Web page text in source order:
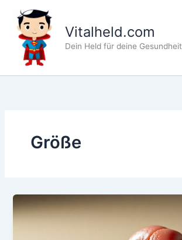
Inhalt
springen
Vitalheld.com
Dein Held für deine Gesundheit
Größe